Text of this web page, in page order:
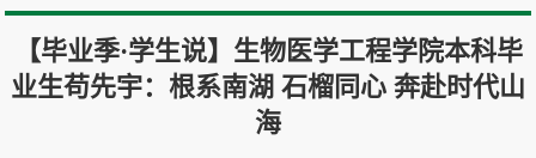
【毕业季·学生说】生物医学工程学院本科毕
业生苟先宇：根系南湖 石榴同心 奔赴时代山
海